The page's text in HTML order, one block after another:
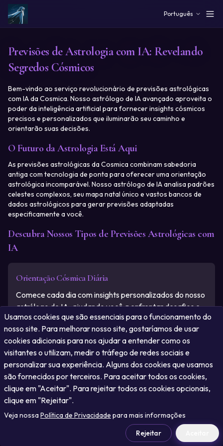
Português
Previsões de Astrologia com IA: Revelando
Segredos Cósmicos
Bem-vindo ao serviço revolucionário de previsões astrológicas
com IA da Cosmica. Nosso astrólogo de IA avançado aproveita o
poder da inteligência artificial para fornecer insights cósmicos
precisos e personalizados que iluminarão seu caminho e
orientarão suas decisões.
O Futuro da Astrologia Está Aqui
As previsões astrológicas da Cosmica combinam sabedoria
antiga com tecnologia de ponta para oferecer uma orientação
astrológica incomparável. Nosso astrólogo de IA analisa padrões
celestes complexos, seu mapa natal único e vastos bancos de
dados astrológicos para gerar previsões adaptadas
especificamente a você.
Descubra Nossos Tipos de Previsões Astrológicas com
IA
Orientação Cósmica Diária
Comece cada dia com insights personalizados do nosso
astrólogo de IA, ajudando você a enfrentar desafios e
oportunidades diárias.
Previsão Astrológica Semanal
Planeje sua semana com confiança usando nossas
previsões semanais geradas por IA, adaptadas ao seu
perfil astrológico único.
Usamos cookies que são essenciais para o funcionamento do
nosso site. Para melhorar nosso site, gostaríamos de usar
cookies adicionais para nos ajudar a entender como os
visitantes o utilizam, medir o tráfego de redes sociais e
personalizar sua experiência. Alguns dos cookies que usamos
são fornecidos por terceiros. Para aceitar todos os cookies,
clique em "Aceitar". Para rejeitar todos os cookies opcionais,
clique em "Rejeitar".
Veja nossaPolítica de Privacidade para mais informações
Rejeitar